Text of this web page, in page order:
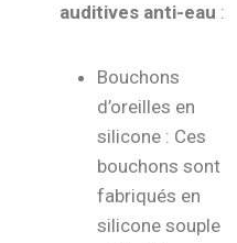
auditives anti-eau :
Bouchons
d’oreilles en
silicone : Ces
bouchons sont
fabriqués en
silicone souple